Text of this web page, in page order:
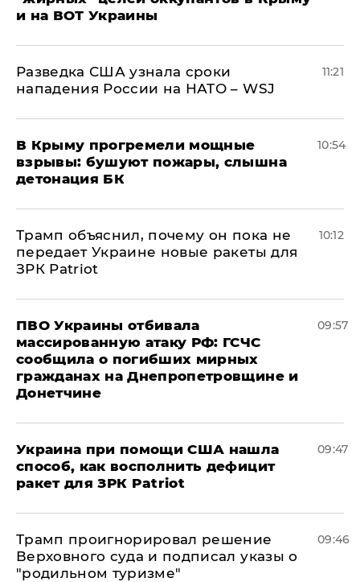
и на ВОТ Украины
Разведка США узнала сроки
нападения России на НАТО – WSJ
11:21
В Крыму прогремели мощные
взрывы: бушуют пожары, слышна
детонация БК
10:54
Трамп объяснил, почему он пока не
передает Украине новые ракеты для
ЗРК Patriot
10:12
ПВО Украины отбивала
массированную атаку РФ: ГСЧС
сообщила о погибших мирных
гражданах на Днепропетровщине и
Донетчине
09:57
Украина при помощи США нашла
способ, как восполнить дефицит
ракет для ЗРК Patriot
09:47
Трамп проигнорировал решение
Верховного суда и подписал указы о
"родильном туризме"
09:46